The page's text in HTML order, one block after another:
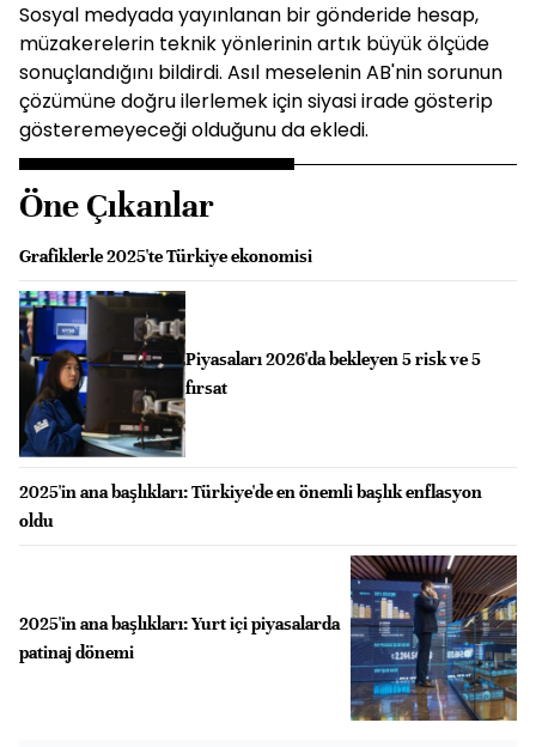
Sosyal medyada yayınlanan bir gönderide hesap,
müzakerelerin teknik yönlerinin artık büyük ölçüde
sonuçlandığını bildirdi. Asıl meselenin AB'nin sorunun
çözümüne doğru ilerlemek için siyasi irade gösterip
gösteremeyeceği olduğunu da ekledi.
Öne Çıkanlar
Grafiklerle 2025'te Türkiye ekonomisi
Piyasaları 2026'da bekleyen 5 risk ve 5
fırsat
2025'in ana başlıkları: Türkiye'de en önemli başlık enflasyon
oldu
2025'in ana başlıkları: Yurt içi piyasalarda
patinaj dönemi